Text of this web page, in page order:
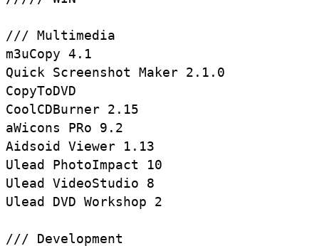
/// Multimedia
m3uCopy 4.1
Quick Screenshot Maker 2.1.0
CopyToDVD
CoolCDBurner 2.15
aWicons PRo 9.2
Aidsoid Viewer 1.13
Ulead PhotoImpact 10
Ulead VideoStudio 8
Ulead DVD Workshop 2
/// Development